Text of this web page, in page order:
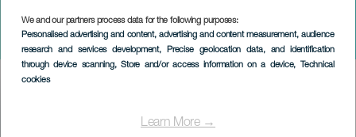
We and our partners process data for the following purposes:
Personalised advertising and content, advertising and content measurement, audience
research and services development, Precise geolocation data, and identification
through device scanning, Store and/or access information on a device, Technical
cookies
Learn More →
Margullando en parejas
LA PALMA
Imagen